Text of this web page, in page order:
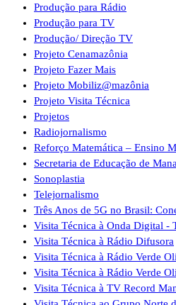
Produção para Rádio
Produção para TV
Produção/ Direção TV
Projeto Cenamazônia
Projeto Fazer Mais
Projeto Mobiliz@mazônia
Projeto Visita Técnica
Projetos
Radiojornalismo
Reforço Matemática – Ensino
Secretaria de Educação de
Sonoplastia
Telejornalismo
Três Anos de 5G no Brasil:
Visita Técnica à Onda Digital -
Visita Técnica à Rádio Difusora
Visita Técnica à Rádio Verde
Visita Técnica à Rádio Verde
Visita Técnica à TV Record